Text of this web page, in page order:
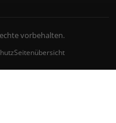
vorbehalten.
Seitenübersicht